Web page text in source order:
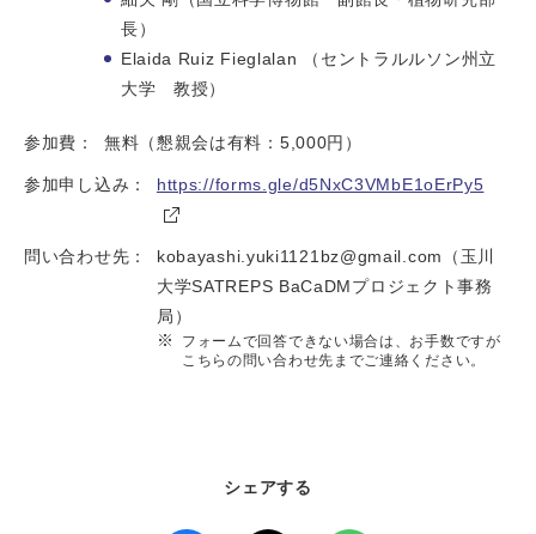
長）
Elaida Ruiz Fieglalan （セントラルルソン州立
大学 教授）
参加費： 無料（懇親会は有料：5,000円）
参加申し込み： https://forms.gle/d5NxC3VMbE1oErPy5
問い合わせ先：
kobayashi.yuki1121bz@gmail.com（玉川
大学SATREPS BaCaDMプロジェクト事務
局）
フォームで回答できない場合は、お手数ですが
こちらの問い合わせ先までご連絡ください。
シェアする